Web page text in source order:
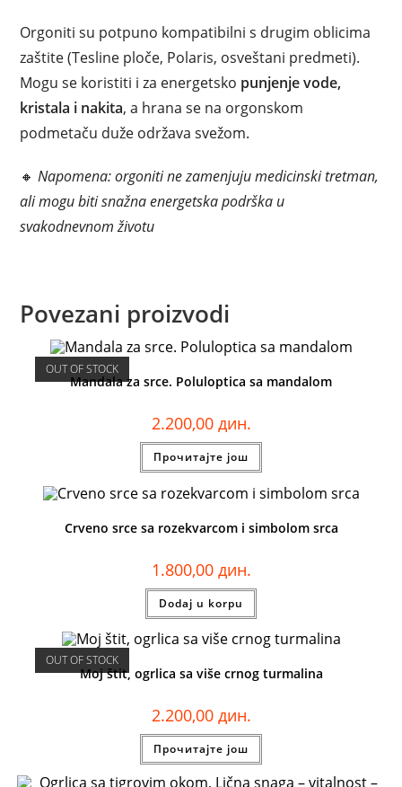
Orgoniti su potpuno kompatibilni s drugim oblicima
zaštite (Tesline ploče, Polaris, osveštani predmeti).
Mogu se koristiti i za energetsko punjenje vode,
kristala i nakita, a hrana se na orgonskom
podmetaču duže održava svežom.
🔸Napomena: orgoniti ne zamenjuju medicinski tretman,
ali mogu biti snažna energetska podrška u
svakodnevnom životu
Povezani proizvodi
OUT OF STOCK
Mandala za srce. Poluloptica sa mandalom
2.200,00 дин.
Прочитајте још
Crveno srce sa rozekvarcom i simbolom srca
1.800,00 дин.
Dodaj u korpu
OUT OF STOCK
Moj štit, ogrlica sa više crnog turmalina
2.200,00 дин.
Прочитајте још